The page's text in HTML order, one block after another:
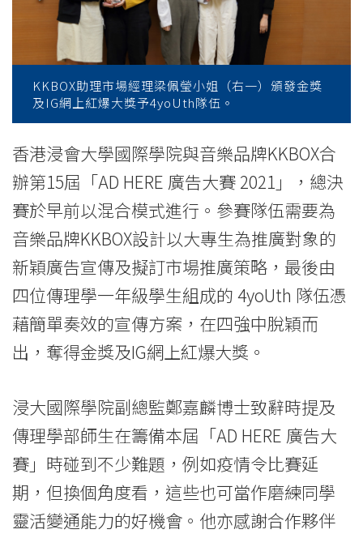
2021」
學
院
消
息
國
際
學
院
KKBOX助理市場經理梁佩瑩小姐（右一）頒發金獎
及IG網上紅爆大獎予4yoUth隊伍。
香港浸會大學國際學院與音樂品牌KKBOX合
辦第15屆「AD HERE 廣告大賽 2021」，總決
賽於早前以混合模式進行。參賽隊伍需要為
音樂品牌KKBOX設計以大專生為推廣對象的
新穎廣告宣傳及擬訂市場推廣策略，最後由
四位傳理學一年級學生組成的 4yoUth 隊伍憑
藉簡單奏效的宣傳方案，在四強中脫穎而
出，奪得金獎及IG網上紅爆大獎。
浸大國際學院副總監鄭嘉麟博士致辭時提及
傳理學部師生在籌備本屆「AD HERE 廣告大
賽」時碰到不少難題，例如疫情令比賽延
期，但換個角度看，這些也可當作磨練同學
靈活變通能力的好機會。他亦感謝合作夥伴